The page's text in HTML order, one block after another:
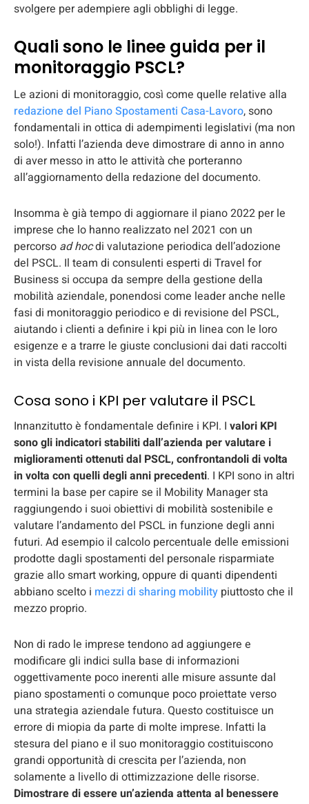
svolgere per adempiere agli obblighi di legge.
Quali sono le linee guida per il
monitoraggio PSCL?
Le azioni di monitoraggio, così come quelle relative alla
redazione del Piano Spostamenti Casa-Lavoro, sono
fondamentali in ottica di adempimenti legislativi (ma non
solo!). Infatti l’azienda deve dimostrare di anno in anno
di aver messo in atto le attività che porteranno
all’aggiornamento della redazione del documento.
Insomma è già tempo di aggiornare il piano 2022 per le
imprese che lo hanno realizzato nel 2021 con un
percorso ad hocdi valutazione periodica dell’adozione
del PSCL. Il team di consulenti esperti di Travel for
Business si occupa da sempre della gestione della
mobilità aziendale, ponendosi come leader anche nelle
fasi di monitoraggio periodico e di revisione del PSCL,
aiutando i clienti a definire i kpi più in linea con le loro
esigenze e a trarre le giuste conclusioni dai dati raccolti
in vista della revisione annuale del documento.
Cosa sono i KPI per valutare il PSCL
Innanzitutto è fondamentale definire i KPI. I valori KPI
sono gli indicatori stabiliti dall’azienda per valutare i
miglioramenti ottenuti dal PSCL, confrontandoli di volta
in volta con quelli degli anni precedenti. I KPI sono in altri
termini la base per capire se il Mobility Manager sta
raggiungendo i suoi obiettivi di mobilità sostenibile e
valutare l’andamento del PSCL in funzione degli anni
futuri. Ad esempio il calcolo percentuale delle emissioni
prodotte dagli spostamenti del personale risparmiate
grazie allo smart working, oppure di quanti dipendenti
abbiano scelto i mezzi di sharing mobility piuttosto che il
mezzo proprio.
Non di rado le imprese tendono ad aggiungere e
modificare gli indici sulla base di informazioni
oggettivamente poco inerenti alle misure assunte dal
piano spostamenti o comunque poco proiettate verso
una strategia aziendale futura. Questo costituisce un
errore di miopia da parte di molte imprese. Infatti la
stesura del piano e il suo monitoraggio costituiscono
grandi opportunità di crescita per l’azienda, non
solamente a livello di ottimizzazione delle risorse.
Dimostrare di essere un’azienda attenta al benessere